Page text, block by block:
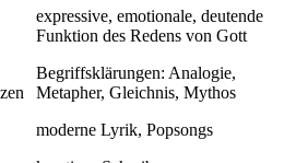
expressive, emotionale, deutende
Funktion des Redens von Gott
Begriffsklärungen: Analogie,
Metapher, Gleichnis, Mythos
moderne Lyrik, Popsongs